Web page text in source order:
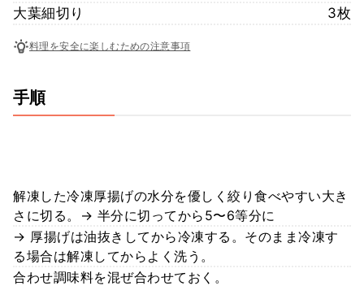
大葉細切り
3枚
料理を安全に楽しむための注意事項
手順
解凍した冷凍厚揚げの水分を優しく絞り食べやすい大き
さに切る。→ 半分に切ってから5〜6等分に
→ 厚揚げは油抜きしてから冷凍する。そのまま冷凍す
る場合は解凍してからよく洗う。
合わせ調味料を混ぜ合わせておく。